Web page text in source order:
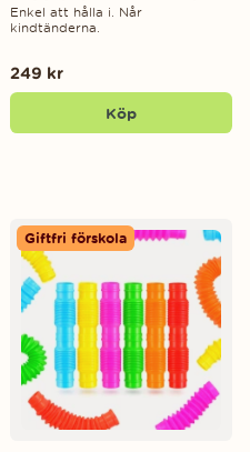
Enkel att hålla i. Når
kindtänderna.
249 kr
Köp
Giftfri förskola